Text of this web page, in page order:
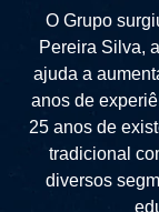
O Grupo
Pereira Silva,
ajuda a
anos de
25 anos de
tradicional
diversos